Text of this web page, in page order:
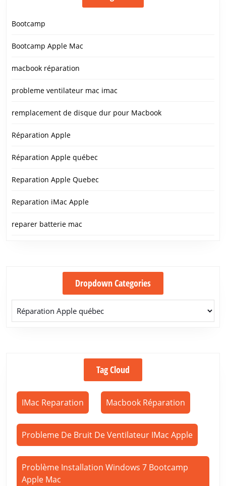
Bootcamp
Bootcamp Apple Mac
macbook réparation
probleme ventilateur mac imac
remplacement de disque dur pour Macbook
Réparation Apple
Réparation Apple québec
Reparation Apple Quebec
Reparation iMac Apple
reparer batterie mac
Dropdown Categories
Tag Cloud
IMac Reparation Macbook Réparation
Probleme De Bruit De Ventilateur IMac Apple
Problème Installation Windows 7 Bootcamp
Apple Mac